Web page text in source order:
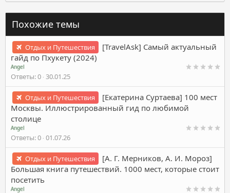
Похожие темы
Отдых и Путешествия
[TravelAsk] Самый актуальный
гайд по Пхукету (2024)
Angel
Ответы 0 30.01.25
Отдых и Путешествия
[Екатерина Суртаева] 100 мест
Москвы. Иллюстрированный гид по любимой
столице
Angel
Ответы 0 01.07.26
Отдых и Путешествия
[А. Г. Мерников, А. И. Мороз]
Большая книга путешествий. 1000 мест, которые стоит
посетить
Angel